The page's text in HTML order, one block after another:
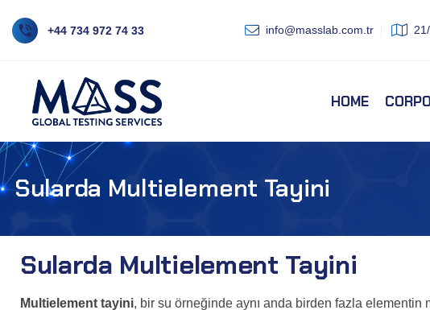
+44 734 972 74 33 info@masslab.com.tr
HOME
Sularda Multielement Tayini
Sularda Multielement Tayini
Multielement tayini, bir su örneğinde aynı anda birden fazla